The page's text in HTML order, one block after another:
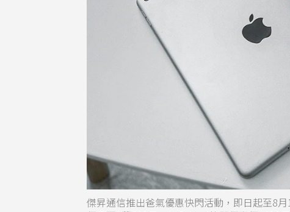
傑昇通信推出爸氣優惠快閃活動，即日起至8